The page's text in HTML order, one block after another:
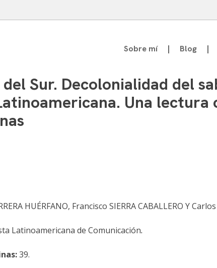
Sobre mí Blog
Sur. Decolonialidad del
Una
HUÉRFANO, Francisco SIERRA CABALLERO Y
Latinoamericana de Comunicación.
39.